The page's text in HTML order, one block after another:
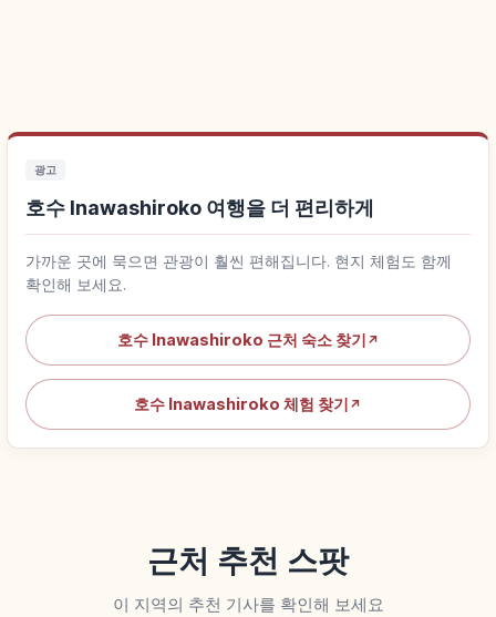
광고
호수 Inawashiroko 여행을 더 편리하게
가까운 곳에 묵으면 관광이 훨씬 편해집니다. 현지 체험도 함께
확인해 보세요.
호수 Inawashiroko 근처 숙소 찾기 ↗
호수 Inawashiroko 체험 찾기 ↗
근처 추천 스팟
이 지역의 추천 기사를 확인해 보세요